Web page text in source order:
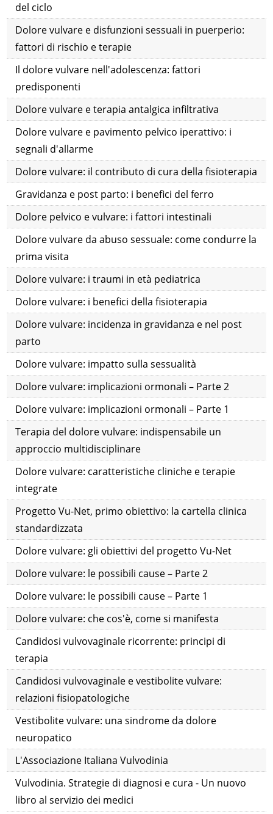
del ciclo
Dolore vulvare e disfunzioni sessuali in puerperio:
fattori di rischio e terapie
Il dolore vulvare nell'adolescenza: fattori
predisponenti
Dolore vulvare e terapia antalgica infiltrativa
Dolore vulvare e pavimento pelvico iperattivo: i
segnali d'allarme
Dolore vulvare: il contributo di cura della fisioterapia
Gravidanza e post parto: i benefici del ferro
Dolore pelvico e vulvare: i fattori intestinali
Dolore vulvare da abuso sessuale: come condurre la
prima visita
Dolore vulvare: i traumi in età pediatrica
Dolore vulvare: i benefici della fisioterapia
Dolore vulvare: incidenza in gravidanza e nel post
parto
Dolore vulvare: impatto sulla sessualità
Dolore vulvare: implicazioni ormonali – Parte 2
Dolore vulvare: implicazioni ormonali – Parte 1
Terapia del dolore vulvare: indispensabile un
approccio multidisciplinare
Dolore vulvare: caratteristiche cliniche e terapie
integrate
Progetto Vu-Net, primo obiettivo: la cartella clinica
standardizzata
Dolore vulvare: gli obiettivi del progetto Vu-Net
Dolore vulvare: le possibili cause – Parte 2
Dolore vulvare: le possibili cause – Parte 1
Dolore vulvare: che cos'è, come si manifesta
Candidosi vulvovaginale ricorrente: principi di
terapia
Candidosi vulvovaginale e vestibolite vulvare:
relazioni fisiopatologiche
Vestibolite vulvare: una sindrome da dolore
neuropatico
L'Associazione Italiana Vulvodinia
Vulvodinia. Strategie di diagnosi e cura - Un nuovo
libro al servizio dei medici